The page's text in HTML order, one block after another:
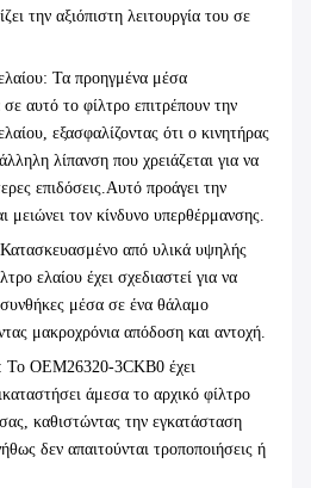
την αξιόπιστη λειτουργία του σε
: Τα προηγμένα μέσα
αυτό το φίλτρο επιτρέπουν την
εξασφαλίζοντας ότι ο κινητήρας
λίπανση που χρειάζεται για να
επιδόσεις.Αυτό προάγει την
μειώνει τον κίνδυνο υπερθέρμανσης.
από υλικά υψηλής
ελαίου έχει σχεδιαστεί για να
συνθήκες μέσα σε ένα θάλαμο
μακροχρόνια απόδοση και αντοχή.
: Το OEM26320-3CKB0 έχει
άμεσα το αρχικό φίλτρο
καθιστώντας την εγκατάσταση
δεν απαιτούνται τροποποιήσεις ή